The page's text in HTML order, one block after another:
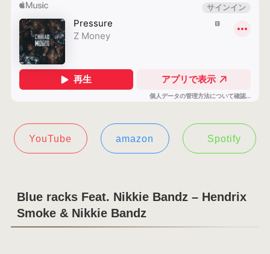
YouTube amazon Spotify
Blue racks Feat. Nikkie Bandz – Hendrix
Smoke & Nikkie Bandz